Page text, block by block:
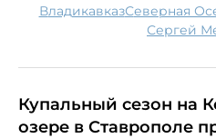
Владикавказ Северная
Сергей
Купальный сезон на
озере в Ставрополе